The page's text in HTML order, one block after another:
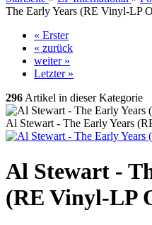
The Early Years (RE Vinyl-LP
« Erster
« zurück
weiter »
Letzter »
296Artikel in dieser Kategorie
Al Stewart - The Early Years
Al Stewart -
(RE Vinyl-LP